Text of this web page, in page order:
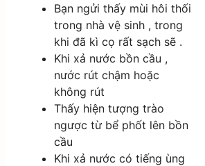
Bạn ngửi thấy mùi hôi thối
trong nhà vệ sinh , trong
khi đã kì cọ rất sạch sẽ .
Khi xả nước bồn cầu ,
nước rút chậm hoặc
không rút
Thấy hiện tượng trào
ngược từ bể phốt lên bồn
cầu
Khi xả nước có tiếng ùng